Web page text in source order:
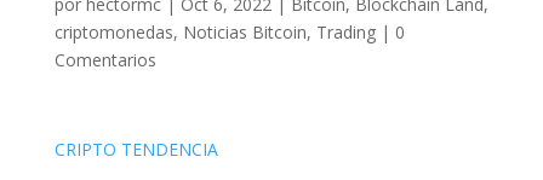
criptomonedas, Noticias Bitcoin, Trading| 0
Comentarios
CRIPTO TENDENCIA